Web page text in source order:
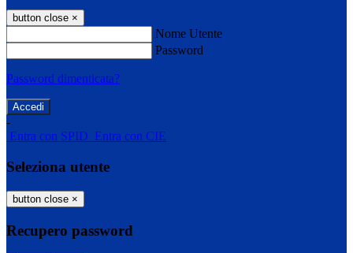
button close ×
Nome Utente
Password
Password dimenticata?
-
Entra con SPID Entra con CIE
Seleziona utente
button close ×
Recupero password